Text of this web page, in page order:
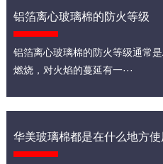
铝箔离心玻璃棉的防火等级
铝箔离心玻璃棉的防火等级通常
燃烧，对火焰的蔓延有一···
华美玻璃棉都是在什么地方使